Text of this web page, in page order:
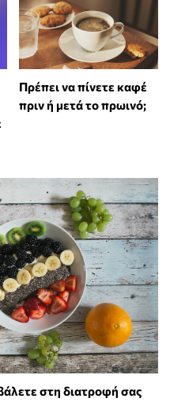
Πρέπει να πίνετε καφέ
πριν ή μετά το πρωινό;
στη διατροφή σας